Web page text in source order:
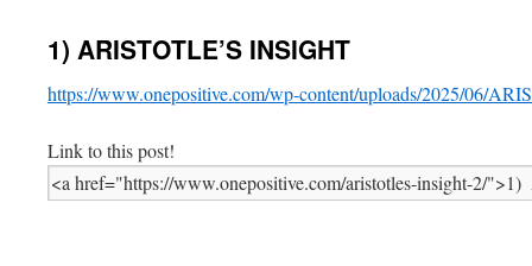
1) ARISTOTLE’S INSIGHT
https://www.onepositive.com/wp-content/uploads/2025/06/
Link to this post!